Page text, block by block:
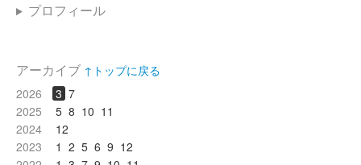
プロフィール
アーカイブ ↑トップに戻る
2026
3 7
2025
5 8 10 11
2024
12
2023
1 2 5 6 9 12